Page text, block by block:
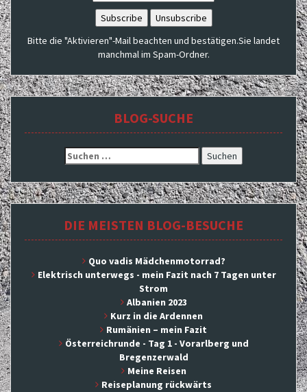
Bitte die "Aktivieren"-Mail beachten und bestätigen.Sie landet
manchmal im Spam-Ordner.
BLOG-SUCHE
Suchen
nach:
DIE MEISTEN BLOG-BESUCHE
Quo vadis Mädchenmotorrad?
Elektrisch unterwegs - mein Fazit nach 7 Tagen unter
Strom
Albanien 2023
Kurz in die Ardennen
Rumänien – mein Fazit
Österreichrunde - Tag 1 - Vorarlberg und
Bregenzerwald
Meine Reisen
Reiseplanung rückwärts